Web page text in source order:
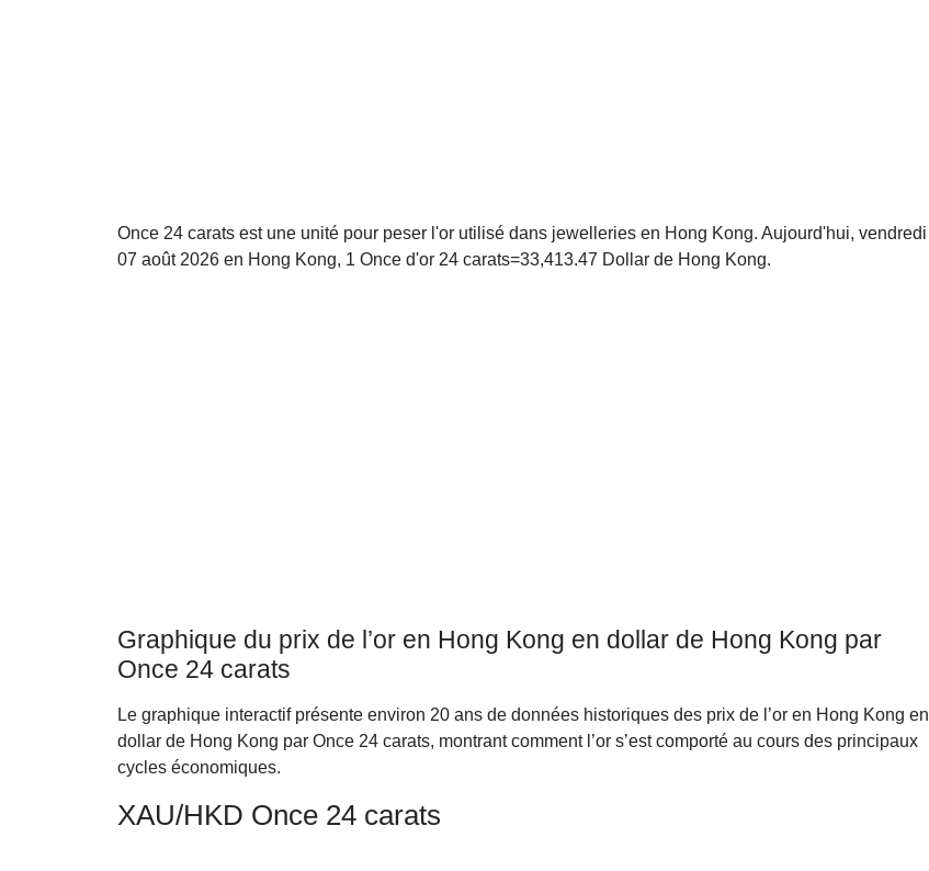
Once 24 carats est une unité pour peser l'or utilisé dans jewelleries en Hong Kong. Aujourd'hui, vendredi
07 août 2026 en Hong Kong, 1 Once d'or 24 carats=33,413.47 Dollar de Hong Kong.
Graphique du prix de l’or en Hong Kong en dollar de Hong Kong par
Once 24 carats
Le graphique interactif présente environ 20 ans de données historiques des prix de l’or en Hong Kong en
dollar de Hong Kong par Once 24 carats, montrant comment l’or s’est comporté au cours des principaux
cycles économiques.
XAU/HKD Once 24 carats